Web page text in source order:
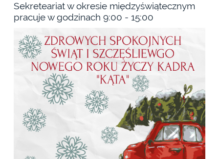
Sekreteariat w okresie międzyświątecznym
pracuje w godzinach 9:00 - 15:00